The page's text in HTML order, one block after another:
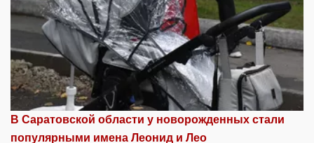
В Саратовской области у новорожденных стали
популярными имена Леонид и Лео